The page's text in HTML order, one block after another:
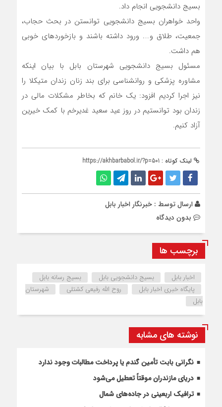
بسیج دانشجویی انجام داد.
واحد خواهران بسیج دانشجویی توانستن در بحث حجاب،
جمعیت، طلاق و…. ورود داشته باشند و بازخوردهای خوبی
هم داشت.
مسئول بسیج دانشجویی شهرستان بابل با بیان اینکه
مشاوره پزشکی و روانشناسی برای بند زنان زندان متیکلا را
نیز اجرا کردیم افزود: یک خانم که بخاطر مشکلات مالی در
زندان بود توانستیم در روز عید سعید غدیرخم با کمک خیرین
آزاد کنیم.
لینک کوتاه : https://akhbarbabol.ir/?p=501
ارسال توسط : خبرنگار اخبار بابل
بدون دیدگاه
برچسب ها
اخبار بابل بسیج دانشجویی بابل
بسیج رسانه بابل
پایگاه خبری اخبار بابل
روح‌ الله رفیعی کشتلی
شهرستان
بابل
نوشته های مشابه
نگرانی بابت تأمین گندم یا پرداخت مطالبات وجود ندارد
دریای مازندران موقتاً تعطیل می‌شود
ترافیک اربعینی در جاده‌های شمال